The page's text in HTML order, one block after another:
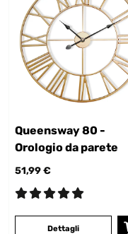
Queensway 80 -
Orologio da parete
51,99 €
Dettagli